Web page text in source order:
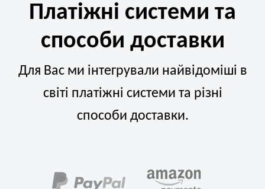
Платіжні системи та
способи доставки
Для Вас ми інтегрували найвідоміші в
світі платіжні системи та різні
способи доставки.